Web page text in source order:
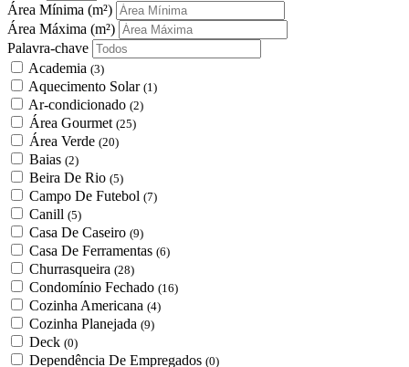
Área Mínima (m²)
Área Máxima (m²)
Palavra-chave
Academia (3)
Aquecimento Solar (1)
Ar-condicionado (2)
Área Gourmet (25)
Área Verde (20)
Baias (2)
Beira De Rio (5)
Campo De Futebol (7)
Canill (5)
Casa De Caseiro (9)
Casa De Ferramentas (6)
Churrasqueira (28)
Condomínio Fechado (16)
Cozinha Americana (4)
Cozinha Planejada (9)
Deck (0)
Dependência De Empregados (0)